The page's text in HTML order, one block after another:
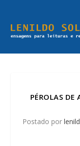
PÉROLAS DE
Postado por